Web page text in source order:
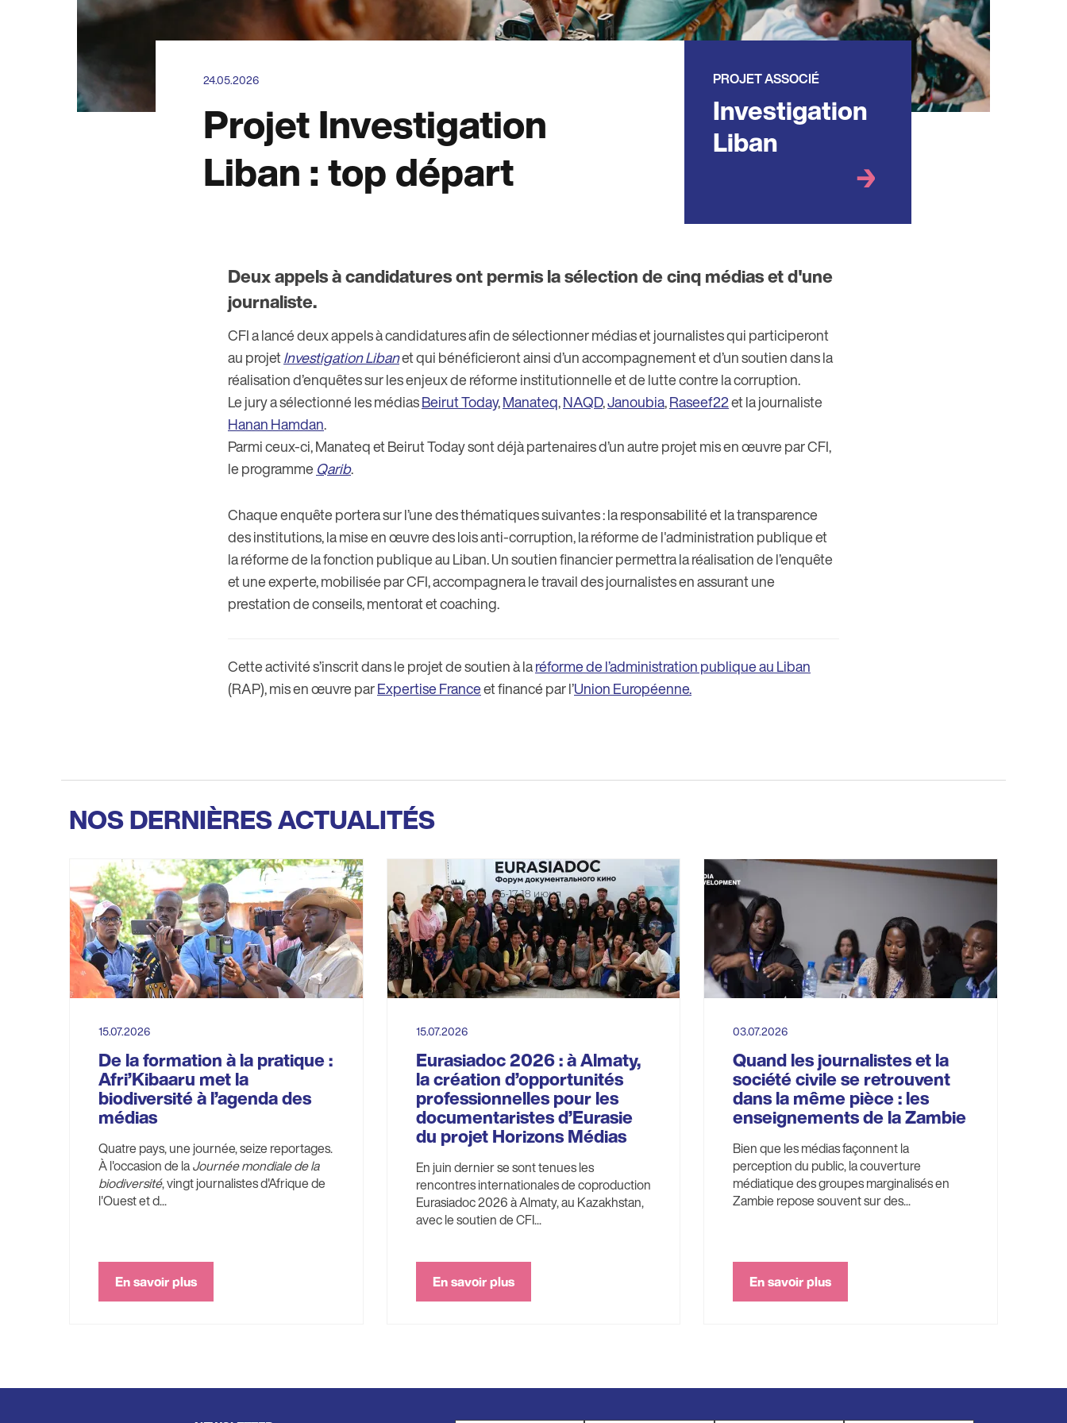
24.05.2026
Projet Investigation
Liban : top départ
PROJET ASSOCIÉ
Investigation
Liban
Deux appels à candidatures ont permis la sélection de cinq médias et d'une
journaliste.
CFI a lancé deux appels à candidatures afin de sélectionner médias et journalistes qui participeront
au projetInvestigation Libanet qui bénéficieront ainsi d’un accompagnement et d’un soutien dans la
réalisation d’enquêtes sur les enjeux de réforme institutionnelle et de lutte contre la corruption.
Le jury a sélectionné les médiasBeirut Today,Manateq,NAQD,Janoubia,Raseef22et la journaliste
Hanan Hamdan.
Parmi ceux-ci, Manateq et Beirut Today sont déjà partenaires d’un autre projet mis en œuvre par CFI,
le programme Qarib.
Chaque enquête portera sur l’une des thématiques suivantes : la responsabilité et la transparence
des institutions, la mise en œuvre des lois anti-corruption, la réforme de l'administration publique et
la réforme de la fonction publique au Liban. Un soutien financier permettra la réalisation de l’enquête
et une experte, mobilisée par CFI, accompagnera le travail des journalistes en assurant une
prestation de conseils, mentorat et coaching.
Cette activité s’inscrit dans le projet de soutien à laréforme de l’administration publique au Liban
(RAP), mis en œuvre parExpertise Franceet financé par l’Union Européenne.
NOS DERNIÈRES ACTUALITÉS
15.07.2026
De la formation à la pratique :
Afri’Kibaaru met la
biodiversité à l’agenda des
médias
Quatre pays, une journée, seize reportages.
À l'occasion de laJournée mondiale de la
biodiversité, vingt journalistes d'Afrique de
l'Ouest et d...
En savoir plus
15.07.2026
Eurasiadoc 2026 : à Almaty,
la création d’opportunités
professionnelles pour les
documentaristes d’Eurasie
du projet Horizons Médias
En juin dernier se sont tenues les
rencontres internationales de coproduction
Eurasiadoc 2026 à Almaty, au Kazakhstan,
avec le soutien de CFI...
En savoir plus
03.07.2026
Quand les journalistes et la
société civile se retrouvent
dans la même pièce : les
enseignements de la Zambie
Bien que les médias façonnent la
perception du public, la couverture
médiatique des groupes marginalisés en
Zambie repose souvent sur des...
En savoir plus